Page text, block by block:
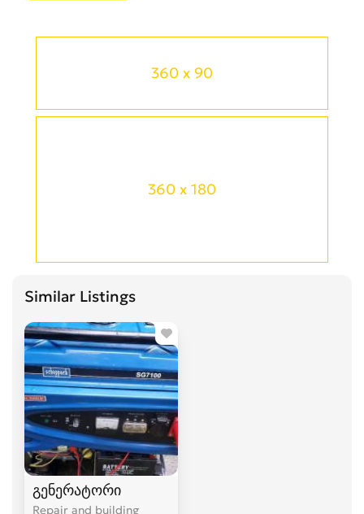
360 x 90
360 x 180
Similar Listings
გენერატორი
Repair and building